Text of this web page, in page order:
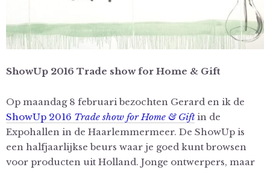
ShowUp 2016 Trade show for Home & Gift
Op maandag 8 februari bezochten Gerard en ik de
ShowUp 2016 Trade show for Home & Giftin de
Expohallen in de Haarlemmermeer. De ShowUp is
een halfjaarlijkse beurs waar je goed kunt browsen
voor producten uit Holland. Jonge ontwerpers, maar